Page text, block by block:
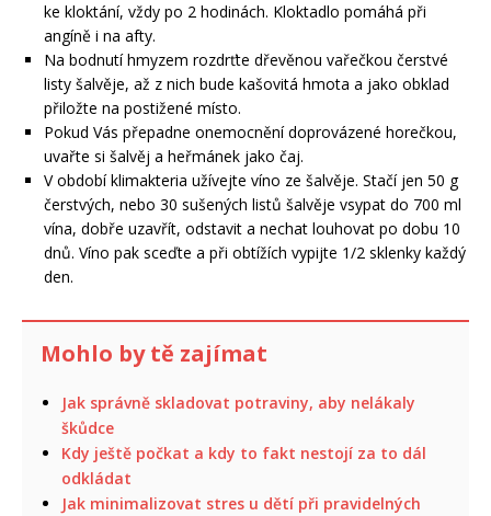
ke kloktání, vždy po 2 hodinách. Kloktadlo pomáhá při
angíně i na afty.
Na bodnutí hmyzem rozdrťte dřevěnou vařečkou čerstvé
listy šalvěje, až z nich bude kašovitá hmota a jako obklad
přiložte na postižené místo.
Pokud Vás přepadne onemocnění doprovázené horečkou,
uvařte si šalvěj a heřmánek jako čaj.
V období klimakteria užívejte víno ze šalvěje. Stačí jen 50 g
čerstvých, nebo 30 sušených listů šalvěje vsypat do 700 ml
vína, dobře uzavřít, odstavit a nechat louhovat po dobu 10
dnů. Víno pak sceďte a při obtížích vypijte 1/2 sklenky každý
den.
Mohlo by tě zajímat
Jak správně skladovat potraviny, aby nelákaly
škůdce
Kdy ještě počkat a kdy to fakt nestojí za to dál
odkládat
Jak minimalizovat stres u dětí při pravidelných